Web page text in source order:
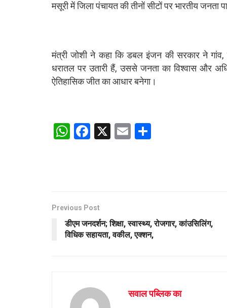
मसूरी में जिला पंचायत की तीनों सीटों पर भारतीय जनता
मंत्री जोशी ने कहा कि डबल इंजन की सरकार ने
धरातल पर उतारी हैं, उससे जनता का विश्वास और
ऐतिहासिक जीत का आधार बनेगा।
W
p
p
F
o
k
X
E
Previous Post
डीएम जनदर्शन; शिक्षा, स्वास्थ्य, रोजगार, कांउसिलिंग,
विधिक सहायता, वकील, एक्शन,
सवाल पब्लिक का